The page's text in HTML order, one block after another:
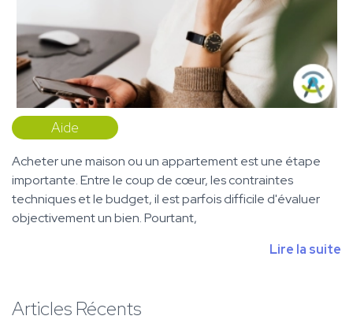
Aide
Acheter une maison ou un appartement est une étape
importante. Entre le coup de cœur, les contraintes
techniques et le budget, il est parfois difficile d'évaluer
objectivement un bien. Pourtant,
Lire la suite
Articles Récents